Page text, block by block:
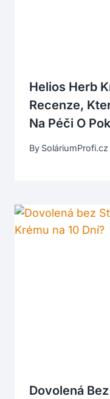
Helios Herb
Recenze,
Na Péči O
By SoláriumProfi.cz
Dovolená